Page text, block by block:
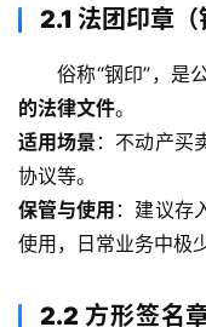
2.1 法团印章
俗称“钢印”，是
的法律文件。
适用场景 ：不动产买
协议等。
保管与使用 ：建议存
使用，日常业务中极
2.2 方形签名